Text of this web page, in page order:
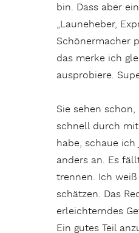
bin. Dass aber
„Launeheber,
Schönermacher
das merke ich
ausprobiere.
Sie sehen
schnell durch
habe, schaue ich
anders an. Es
trennen. Ich
schätzen. Das
erleichterndes
Ein gutes Teil